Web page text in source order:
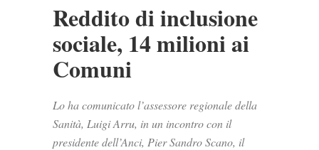
Reddito di inclusione
sociale, 14 milioni ai
Comuni
Lo ha comunicato l’assessore regionale della
Sanità, Luigi Arru, in un incontro con il
presidente dell’Anci, Pier Sandro Scano, il